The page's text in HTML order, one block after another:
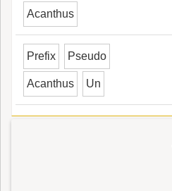
Acanthus
Prefix Pseudo
Acanthus Un